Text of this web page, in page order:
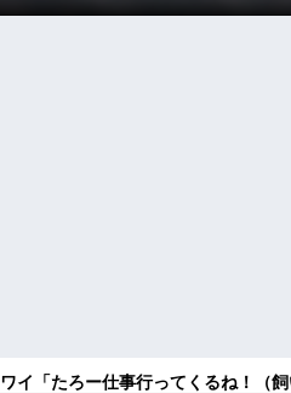
ワイ「たろー仕事行ってくるね！（